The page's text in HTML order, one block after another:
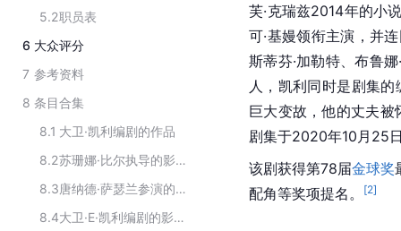
5.2职员表
6 大众评分
7 参考资料
8 条目合集
8.1 大卫·凯利编剧的作品
8.2
苏珊娜·比尔执导的影视作品
8.3
唐纳德·萨瑟兰参演的影视作品
8.4
大卫·E·凯利编剧的影视作品
芙·克瑞兹2014年的小
可·基嫚领衔主演，并
斯蒂芬·加勒特、布鲁
人，凯利同时是剧集
巨大变故，他的丈夫
剧集于2020年10月25
该剧获得第78届金球奖
配角等奖项提名。
[2]